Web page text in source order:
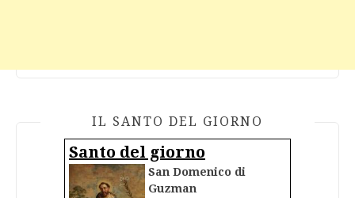
IL SANTO DEL GIORNO
Santo del giorno
San Domenico di
Guzman